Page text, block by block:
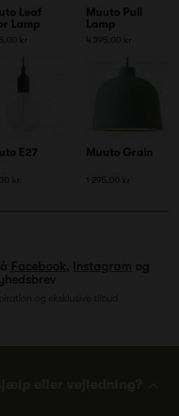
Leaf
Lamp
kr
Muuto Pull
Lamp
4 395,00 kr
E27
kr
Muuto Grain
1 295,00 kr
Facebook, Instagram og
og eksklusive tilbud